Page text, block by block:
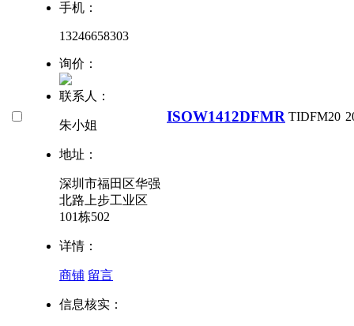
手机：
13246658303
询价：
联系人：
朱小姐
地址：
深圳市福田区华强
北路上步工业区
101栋502
详情：
商铺 留言
信息核实：
ISOW1412DFMR TIDFM20